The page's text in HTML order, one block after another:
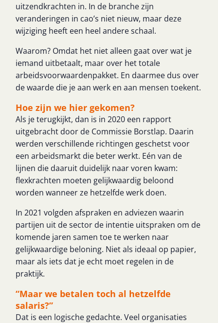
uitzendkrachten in. In de branche zijn
veranderingen in cao’s niet nieuw, maar deze
wijziging heeft een heel andere schaal.
Waarom? Omdat het niet alleen gaat over wat je
iemand uitbetaalt, maar over het totale
arbeidsvoorwaardenpakket. En daarmee dus over
de waarde die je aan werk en aan mensen toekent.
Hoe zijn we hier gekomen?
Als je terugkijkt, dan is in 2020 een rapport
uitgebracht door de Commissie Borstlap. Daarin
werden verschillende richtingen geschetst voor
een arbeidsmarkt die beter werkt. Eén van de
lijnen die daaruit duidelijk naar voren kwam:
flexkrachten moeten gelijkwaardig beloond
worden wanneer ze hetzelfde werk doen.
In 2021 volgden afspraken en adviezen waarin
partijen uit de sector de intentie uitspraken om de
komende jaren samen toe te werken naar
gelijkwaardige beloning. Niet als ideaal op papier,
maar als iets dat je echt moet regelen in de
praktijk.
“Maar we betalen toch al hetzelfde
salaris?”
Dat is een logische gedachte. Veel organisaties